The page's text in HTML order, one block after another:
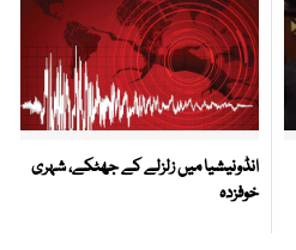
انڈونیشیا میں زلزلے کے جھٹکے، شہری
خوفزدہ